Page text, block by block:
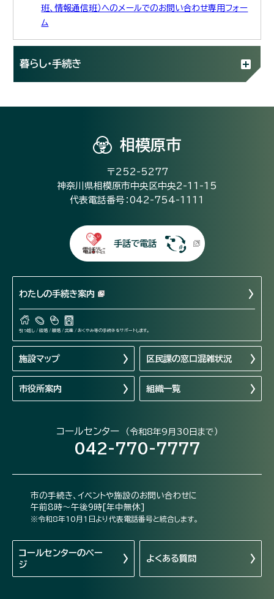
班、情報通信班）へのメールでのお問い合わせ専用フォー
ム
暮らし・手続き
相模原市
〒252-5277
神奈川県相模原市中央区中央2-11-15
代表電話番号：042-754-1111
手話で電話
わたしの手続き案内
引っ越し / 結婚 / 離婚 / 出産 / おくやみ等の手続きをサポートします。
施設マップ 区民課の窓口混雑状況
市役所案内 組織一覧
コールセンター （令和8年9月30日まで）
042-770-7777
市の手続き、イベントや施設のお問い合わせに
午前8時～午後9時[年中無休]
※令和8年10月1日より代表電話番号と統合します。
コールセンターのペー
ジ
よくある質問